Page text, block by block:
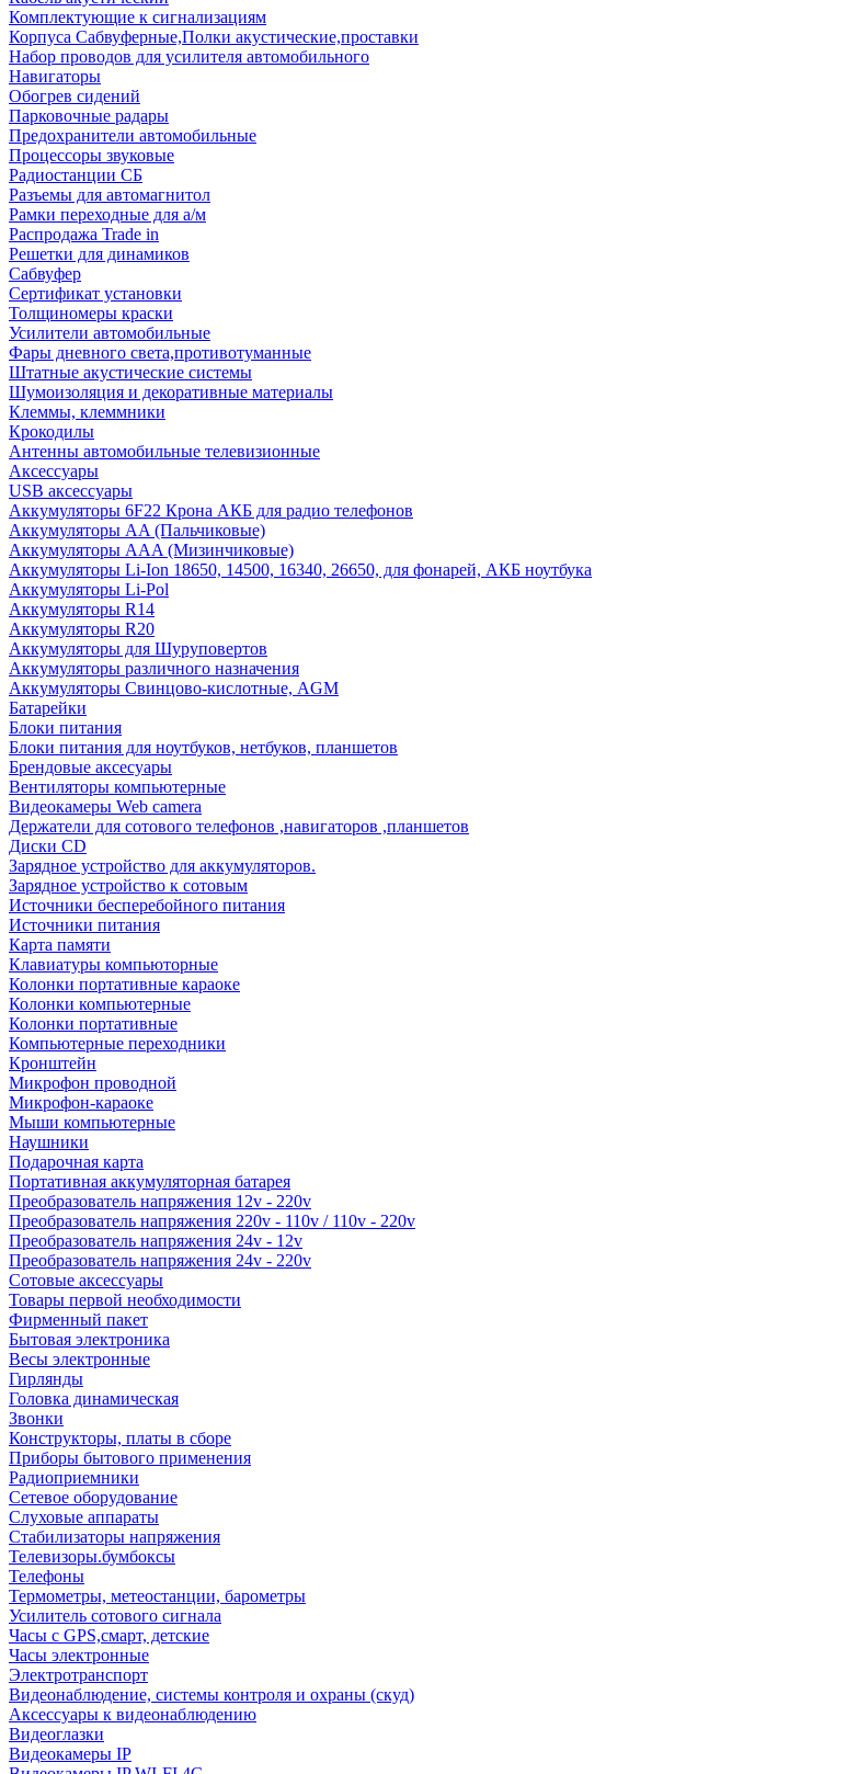
Комплектующие к сигнализациям
Корпуса Сабвуферные,Полки акустические,проставки
Набор проводов для усилителя автомобильного
Навигаторы
Обогрев сидений
Парковочные радары
Предохранители автомобильные
Процессоры звуковые
Радиостанции СБ
Разъемы для автомагнитол
Рамки переходные для а/м
Распродажа Trade in
Решетки для динамиков
Сабвуфер
Сертификат установки
Толщиномеры краски
Усилители автомобильные
Фары дневного света,противотуманные
Штатные акустические системы
Шумоизоляция и декоративные материалы
Клеммы, клеммники
Крокодилы
Антенны автомобильные телевизионные
Аксессуары
USB аксессуары
Аккумуляторы 6F22 Крона АКБ для радио телефонов
Аккумуляторы AA (Пальчиковые)
Аккумуляторы AAA (Мизинчиковые)
Аккумуляторы Li-Ion 18650, 14500, 16340, 26650, для фонарей, АКБ ноутбука
Аккумуляторы Li-Pol
Аккумуляторы R14
Аккумуляторы R20
Аккумуляторы для Шуруповертов
Аккумуляторы различного назначения
Аккумуляторы Свинцово-кислотные, AGM
Батарейки
Блоки питания
Блоки питания для ноутбуков, нетбуков, планшетов
Брендовые аксесуары
Вентиляторы компьютерные
Видеокамеры Web camera
Держатели для сотового телефонов ,навигаторов ,планшетов
Диски CD
Зарядное устройство для аккумуляторов.
Зарядное устройство к сотовым
Источники бесперебойного питания
Источники питания
Карта памяти
Клавиатуры компьюторные
Колонки портативные караоке
Колонки компьютерные
Колонки портативные
Компьютерные переходники
Кронштейн
Микрофон проводной
Микрофон-караоке
Мыши компьютерные
Наушники
Подарочная карта
Портативная аккумуляторная батарея
Преобразователь напряжения 12v - 220v
Преобразователь напряжения 220v - 110v / 110v - 220v
Преобразователь напряжения 24v - 12v
Преобразователь напряжения 24v - 220v
Сотовые аксессуары
Товары первой необходимости
Фирменный пакет
Бытовая электроника
Весы электронные
Гирлянды
Головка динамическая
Звонки
Конструкторы, платы в сборе
Приборы бытового применения
Радиоприемники
Сетевое оборудование
Слуховые аппараты
Стабилизаторы напряжения
Телевизоры.бумбоксы
Телефоны
Термометры, метеостанции, барометры
Усилитель сотового сигнала
Часы с GPS,смарт, детские
Часы электронные
Электротранспорт
Видеонаблюдение, системы контроля и охраны (скуд)
Аксессуары к видеонаблюдению
Видеоглазки
Видеокамеры IP